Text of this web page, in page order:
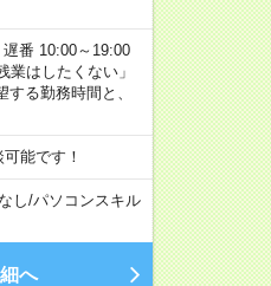
番 10:00～19:00
はしたくない」
る勤務時間と、
能です！
し/パソコンスキル
へ